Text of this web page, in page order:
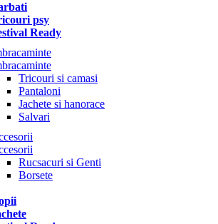
psy
Ready
Tricouri si camasi
Pantaloni
Jachete si hanorace
Salvari
Rucsacuri si Genti
Borsete